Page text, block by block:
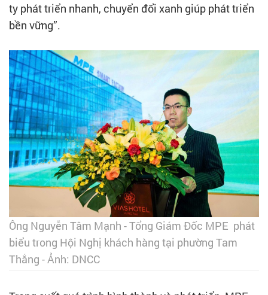
ty phát triển nhanh, chuyển đổi xanh giúp phát triển
bền vững”.
Ông Nguyễn Tâm Mạnh - Tổng Giám Đốc MPE phát
biểu trong Hội Nghị khách hàng tại phường Tam
Thắng - Ảnh: DNCC